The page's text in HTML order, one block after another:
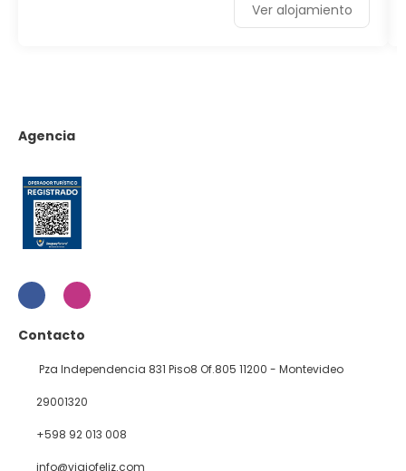
Ver alojamiento
Agencia
Contacto
Pza Independencia 831 Piso8 Of.805 11200 - Montevideo
29001320
+598 92 013 008
info@viajofeliz.com